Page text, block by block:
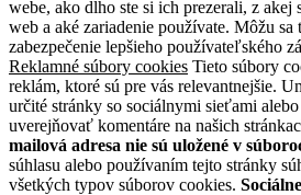
webe, ako dlho ste si ich prezerali, z akej
web a aké zariadenie používate. Môžu sa
zabezpečenie lepšieho používateľského
Reklamné súbory cookies Tieto súbory
reklám, ktoré sú pre vás relevantnejšie.
určité stránky so sociálnymi sieťami
uverejňovať komentáre na našich
mailová adresa nie sú uložené v
súhlasu alebo používaním tejto stránky
všetkých typov súborov cookies.